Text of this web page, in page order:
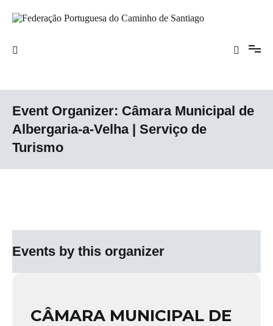
para
Santiago
Event Organizer: Câmara Municipal de
Albergaria-a-Velha | Serviço de
Turismo
Events by this organizer
CÂMARA MUNICIPAL DE